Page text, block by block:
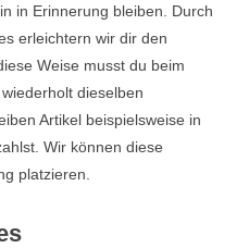
in Erinnerung bleiben. Durch
erleichtern wir dir den
Weise musst du beim
dieselben
Artikel beispielsweise in
Wir können diese
platzieren.